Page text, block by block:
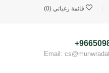
قائمة رغباتي (0)
Email: